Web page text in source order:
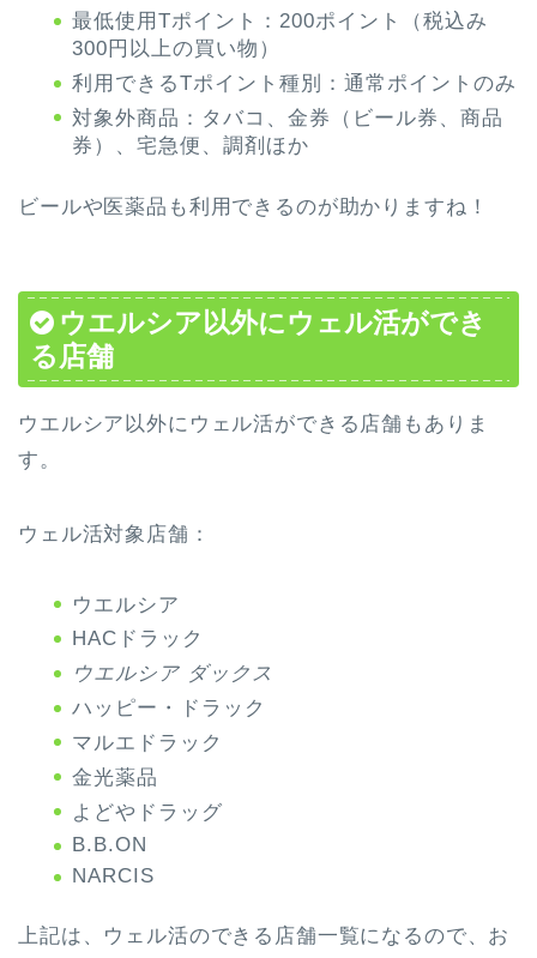
最低使用Tポイント：200ポイント（税込み
300円以上の買い物）
利用できるTポイント種別：通常ポイントのみ
対象外商品：タバコ、金券（ビール券、商品
券）、宅急便、調剤ほか
ビールや医薬品も利用できるのが助かりますね！
ウエルシア以外にウェル活ができ
る店舗
ウエルシア以外にウェル活ができる店舗もありま
す。
ウェル活対象店舗：
ウエルシア
HACドラック
ウエルシア ダックス
ハッピー・ドラック
マルエドラック
金光薬品
よどやドラッグ
B.B.ON
NARCIS
上記は、ウェル活のできる店舗一覧になるので、お